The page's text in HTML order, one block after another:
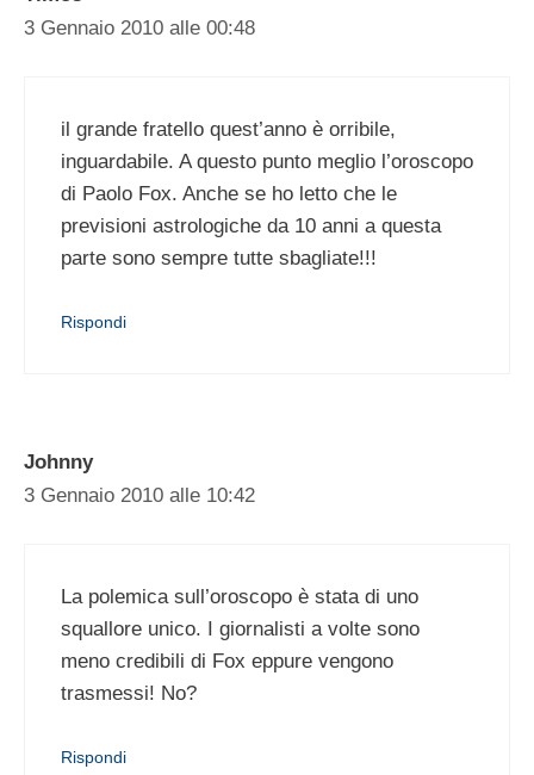
3 Gennaio 2010 alle 00:48
il grande fratello quest’anno è orribile,
inguardabile. A questo punto meglio l’oroscopo
di Paolo Fox. Anche se ho letto che le
previsioni astrologiche da 10 anni a questa
parte sono sempre tutte sbagliate!!!
Rispondi
Johnny
3 Gennaio 2010 alle 10:42
La polemica sull’oroscopo è stata di uno
squallore unico. I giornalisti a volte sono
meno credibili di Fox eppure vengono
trasmessi! No?
Rispondi